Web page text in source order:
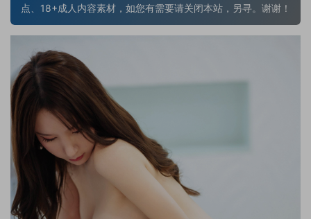
点、18+成人内容素材，如您有需要请关闭本站，另寻。谢谢！